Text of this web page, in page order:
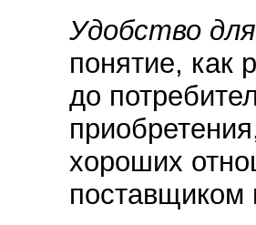
Удобство
понятие, как
до
хороших
поставщиком